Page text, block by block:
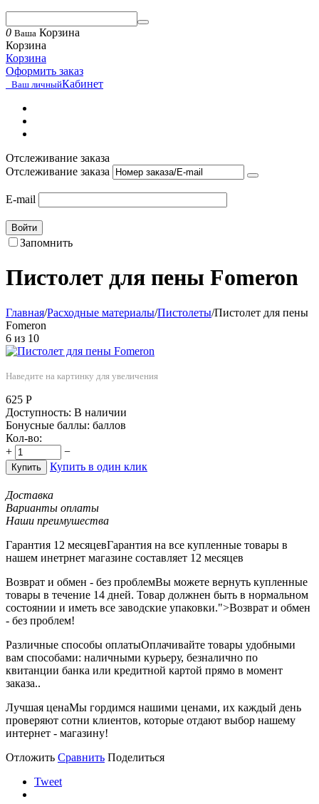
0 Ваша Корзина
Корзина
Корзина
Оформить заказ
Ваш личныйКабинет
Отслеживание заказа
Отслеживание заказа
E-mail
Войти
Запомнить
Пистолет для пены Fomeron
Главная/Расходные материалы/Пистолеты/Пистолет для пены
Fomeron
6 из 10
Наведите на картинку для увеличения
625 Р
Доступность: В наличии
Бонусные баллы: баллов
Кол-во:
+
−
Купить Купить в один клик
Доставка
Варианты оплаты
Наши преимушества
Гарантия 12 месяцевГарантия на все купленные товары в
нашем инетрнет магазине составляет 12 месяцев
Возврат и обмен - без проблемВы можете вернуть купленные
товары в течение 14 дней. Товар должнен быть в нормальном
состоянии и иметь все заводские упаковки.">Возврат и обмен
- без проблем!
Различные способы оплатыОплачивайте товары удобными
вам способами: наличными курьеру, безналично по
квитанции банка или кредитной картой прямо в момент
заказа..
Лучшая ценаМы гордимся нашими ценами, их каждый день
проверяют сотни клиентов, которые отдают выбор нашему
интернет - магазину!
Отложить Сравнить Поделиться
Tweet